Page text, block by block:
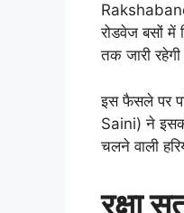
रोडवेज बसों
तक जारी
इस फैसले पर
Saini) ने
चलने वाली